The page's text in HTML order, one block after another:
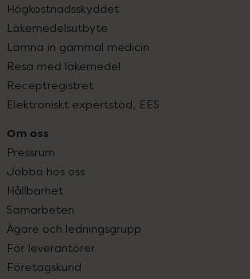
Högkostnadsskyddet
Läkemedelsutbyte
Lämna in gammal medicin
Resa med läkemedel
Receptregistret
Elektroniskt expertstöd, EES
Om oss
Pressrum
Jobba hos oss
Hållbarhet
Samarbeten
Ägare och ledningsgrupp
För leverantörer
Företagskund